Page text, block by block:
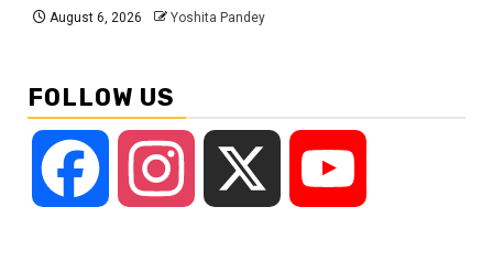
August 6, 2026 Yoshita Pandey
FOLLOW US
Facebook Instagram